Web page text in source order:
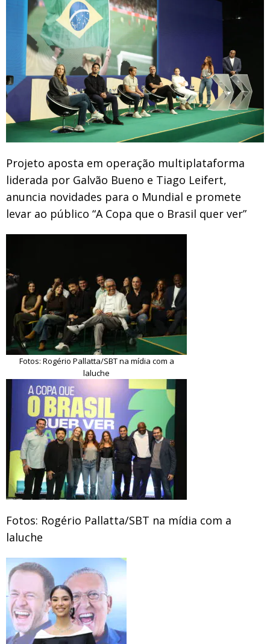
Projeto aposta em operação multiplataforma
liderada por Galvão Bueno e Tiago Leifert,
anuncia novidades para o Mundial e promete
levar ao público “A Copa que o Brasil quer ver”
Fotos: Rogério Pallatta/SBT na mídia com a
laluche
Fotos: Rogério Pallatta/SBT na mídia com a
laluche